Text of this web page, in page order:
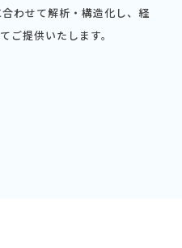
わせて解析・構造化し、経
ご提供いたします。